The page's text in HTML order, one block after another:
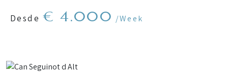
Desde € 4.000 /Week